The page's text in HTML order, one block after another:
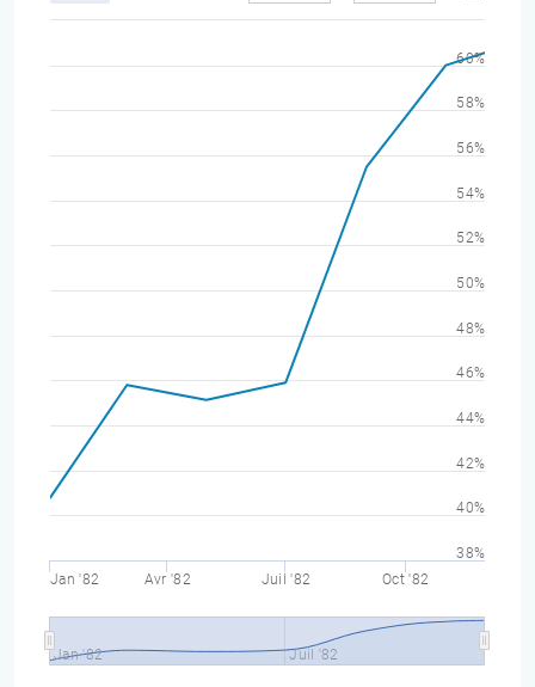
Jan '82 Avr '82 Juil '82 Oct '82
Jan '82 Juil '82
38%
40%
42%
44%
46%
48%
50%
52%
54%
56%
58%
60%